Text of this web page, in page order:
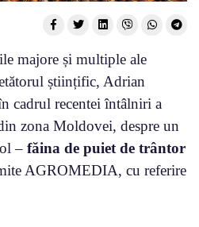
majore și multiple ale
științific, Adrian
cadrul recentei întâlniri a
zona Moldovei, despre un
– făina de puiet de trântor
AGROMEDIA, cu referire